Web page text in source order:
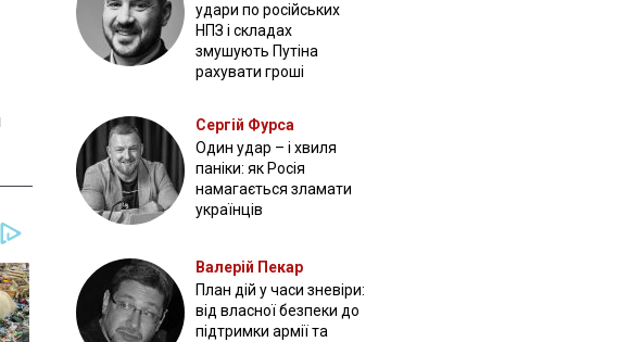
удари по російських
НПЗ і складах
змушують Путіна
рахувати гроші
Сергій Фурса
Один удар – і хвиля
паніки: як Росія
намагається зламати
українців
Валерій Пекар
План дій у часи зневіри:
від власної безпеки до
підтримки армії та